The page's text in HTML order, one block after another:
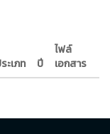
ะเภท ปี
ไฟล์
เอกสาร